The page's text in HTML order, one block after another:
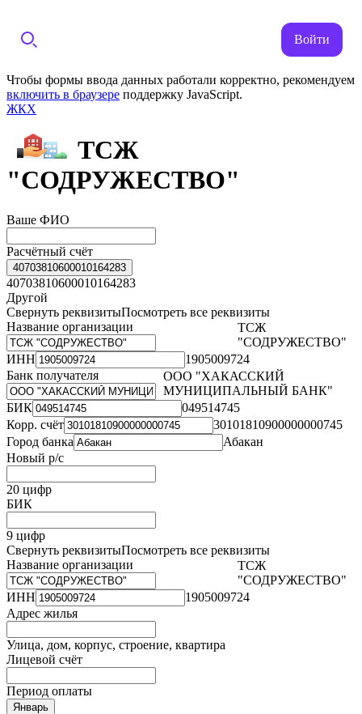
Войти
Чтобы формы ввода данных работали корректно, рекомендуем
включить в браузере поддержку JavaScript.
ЖКХ
ТСЖ
"СОДРУЖЕСТВО"
Ваше ФИО
Расчётный счёт
40703810600010164283
40703810600010164283
Другой
Свернуть реквизитыПосмотреть все реквизиты
Название организации
ТСЖ
"СОДРУЖЕСТВО"
ИНН
1905009724
Банк получателя
ООО "ХАКАССКИЙ
МУНИЦИПАЛЬНЫЙ БАНК"
БИК
049514745
Корр. счёт
30101810900000000745
Город банка
Абакан
Новый р/с
20 цифр
БИК
9 цифр
Свернуть реквизитыПосмотреть все реквизиты
Название организации
ТСЖ
"СОДРУЖЕСТВО"
ИНН
1905009724
Адрес жилья
Улица, дом, корпус, строение, квартира
Лицевой счёт
Период оплаты
Январь